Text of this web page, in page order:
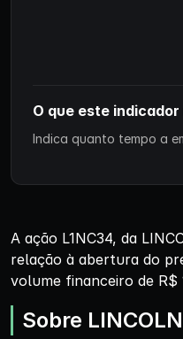
O que este indicador
Indica quanto tempo a
A ação L1NC34, da
relação à abertura do
volume financeiro de R$
Sobre